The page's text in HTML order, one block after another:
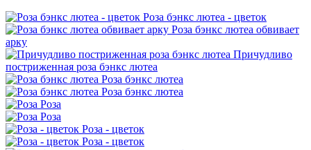
Роза бэнкс лютеа - цветок
Роза бэнкс лютеа обвивает
арку
Причудливо
постриженная роза бэнкс лютеа
Роза бэнкс лютеа
Роза бэнкс лютеа
Роза
Роза
Роза - цветок
Роза - цветок